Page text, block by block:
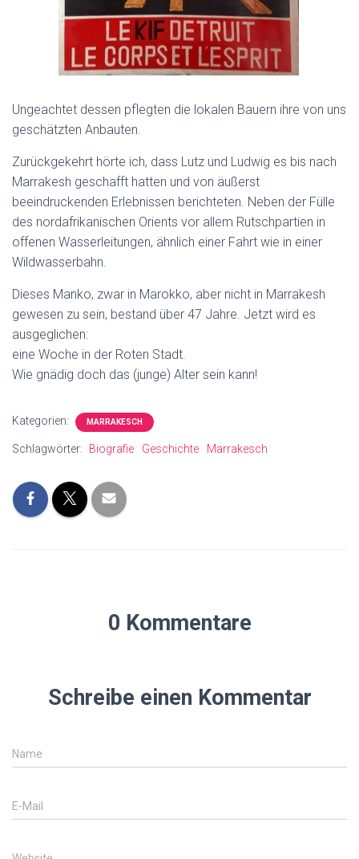
Ungeachtet dessen pflegten die lokalen Bauern ihre von uns
geschätzten Anbauten.
Zurückgekehrt hörte ich, dass Lutz und Ludwig es bis nach
Marrakesh geschafft hatten und von äußerst
beeindruckenden Erlebnissen berichteten. Neben der Fülle
des nordafrikanischen Orients vor allem Rutschpartien in
offenen Wasserleitungen, ähnlich einer Fahrt wie in einer
Wildwasserbahn.
Dieses Manko, zwar in Marokko, aber nicht in Marrakesh
gewesen zu sein, bestand über 47 Jahre. Jetzt wird es
ausgeglichen:
eine Woche in der Roten Stadt.
Wie gnädig doch das (junge) Alter sein kann!
Kategorien: MARRAKESCH
Schlagwörter: Biografie Geschichte Marrakesch
0 Kommentare
Schreibe einen Kommentar
Name
E-Mail